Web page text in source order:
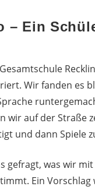
– Ein
Wir fanden es
wir auf der Straße
und dann Spiele
gefragt, was wir
Ein